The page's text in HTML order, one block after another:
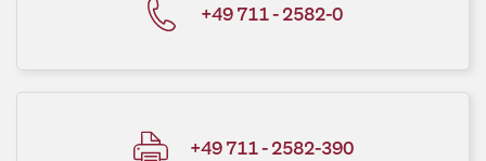
+49 711 - 2582-0
+49 711 - 2582-390